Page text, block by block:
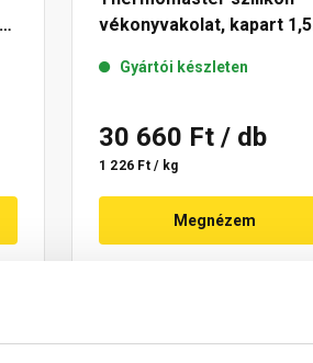
vékonyvakolat, kapart 1,5
Gyártói készleten
30 660 Ft / db
1 226 Ft / kg
Megnézem